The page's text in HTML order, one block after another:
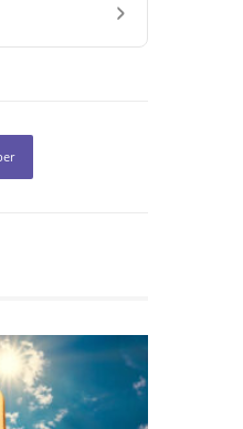
›